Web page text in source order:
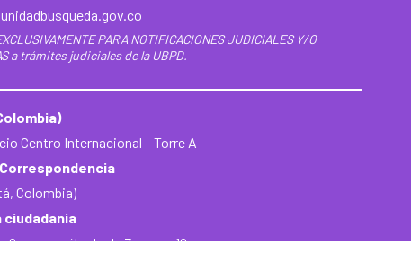
PARA NOTIFICACIONES JUDICIALES Y/O
a trámites judiciales de la UBPD.
Centro Internacional – Torre A
Colombia)
ciudadanía
6 p. m. y sábado de 7 a. m. a 12 m.